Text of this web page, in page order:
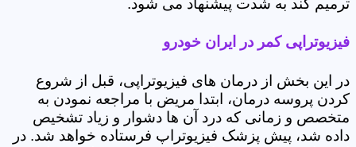
ترمیم کند به شدت پیشنهاد می شود.
فیزیوتراپی کمر در ایران خودرو
در این بخش از درمان های فیزیوتراپی، قبل از شروع
کردن پروسه درمان، ابتدا مریض با مراجعه نمودن به
متخصص و زمانی که درد آن ها دشوار و زیاد تشخیص
داده شد، پیش پزشک فیزیوتراپ فرستاده خواهد شد. در